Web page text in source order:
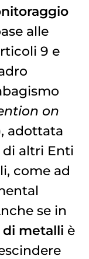
alle
9 e
on
adottata
di altri Enti
come ad
se in
di metalli è